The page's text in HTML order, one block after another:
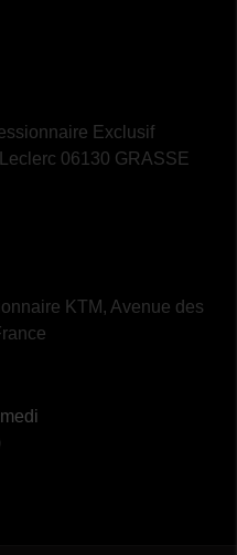
Exclusif
06130 GRASSE
KTM, Avenue des